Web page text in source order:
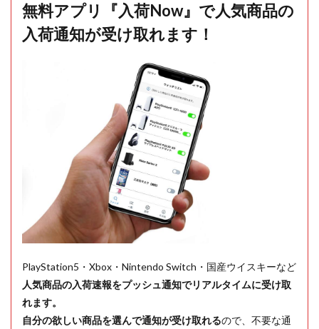
無料アプリ『入荷Now』で人気商品の
入荷通知が受け取れます！
PlayStation5・Xbox・Nintendo Switch・国産ウイスキーなど
人気商品の入荷速報をプッシュ通知でリアルタイムに受け取
れます。
自分の欲しい商品を選んで通知が受け取れるので、不要な通